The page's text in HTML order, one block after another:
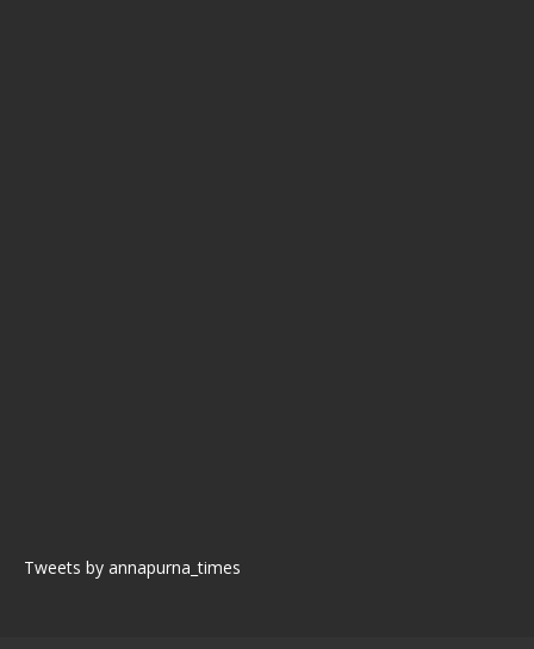
Tweets by annapurna_times